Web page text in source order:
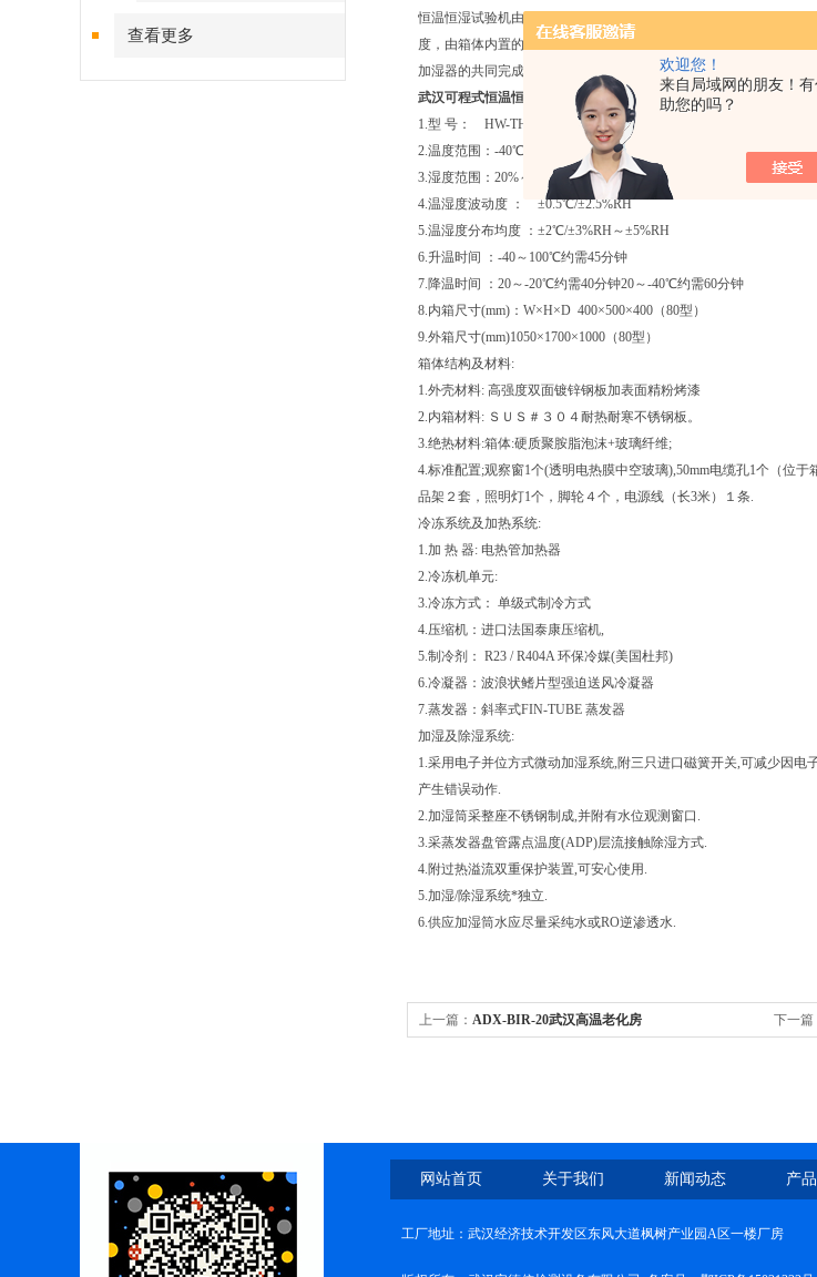
欢迎您！
来自局域网的朋友！
助您的吗？
查看更多
恒温恒湿试验机由制冷系统、加热系统、加湿系统送、风循环系统
度，由箱体内置的温、湿度传感器采集的数据，传至温、湿度控制
加湿器的共同完成。
武汉可程式恒温恒湿试验机维修
技术产品：(可以根据客户的要求定
1.型 号： HW-TH-150B
2.温度范围：-40℃～150℃
3.湿度范围：20%～98%RH
4.温湿度波动度 ： ±0.5℃/±2.5%RH
5.温湿度分布均度 ：±2℃/±3%RH～±5%RH
6.升温时间 ：-40～100℃约需45分钟
7.降温时间 ：20～-20℃约需40分钟20～-40℃约需60分钟
8.内箱尺寸(mm)：W×H×D 400×500×400（80型）
9.外箱尺寸(mm)1050×1700×1000（80型）
箱体结构及材料:
1.外壳材料: 高强度双面镀锌钢板加表面精粉烤漆
2.内箱材料: ＳＵＳ＃３０４耐热耐寒不锈钢板。
3.绝热材料:箱体:硬质聚胺脂泡沫+玻璃纤维;
4.标准配置;观察窗1个(透明电热膜中空玻璃),50mm电缆孔1个（位于
品架２套，照明灯1个，脚轮４个，电源线（长3米）１条.
冷冻系统及加热系统:
1.加 热 器: 电热管加热器
2.冷冻机单元:
3.冷冻方式： 单级式制冷方式
4.压缩机：进口法国泰康压缩机,
5.制冷剂： R23 / R404A 环保冷媒(美国杜邦)
6.冷凝器：波浪状鳍片型强迫送风冷凝器
7.蒸发器：斜率式FIN-TUBE 蒸发器
加湿及除湿系统:
1.采用电子并位方式微动加湿系统,附三只进口磁簧开关,可减少因电
产生错误动作.
2.加湿筒采整座不锈钢制成,并附有水位观测窗口.
3.采蒸发器盘管露点温度(ADP)层流接触除湿方式.
4.附过热溢流双重保护装置,可安心使用.
5.加湿/除湿系统*独立.
6.供应加湿筒水应尽量采纯水或RO逆渗透水.
上一篇： ADX-BIR-20武汉高温老化房 下一篇
网站首页 关于我们 新闻动态 产
工厂地址：武汉经济技术开发区东风大道枫树产业园A区一楼厂房